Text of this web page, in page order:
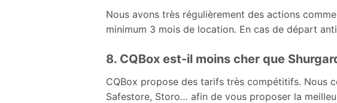
Nous avons très régulièrement des actions
minimum 3 mois de location. En cas de départ
8. CQBox est-il moins cher que
CQBox propose des tarifs très compétitifs. Nous
Safestore, Storo… afin de vous proposer la